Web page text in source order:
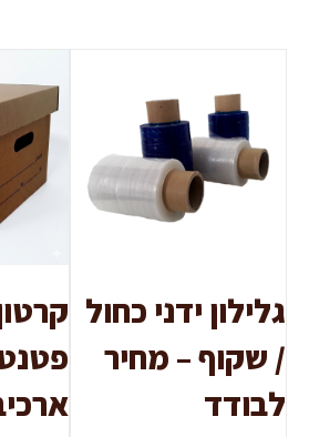
גלילון ידני כחול
/ שקוף – מחיר
לבודד